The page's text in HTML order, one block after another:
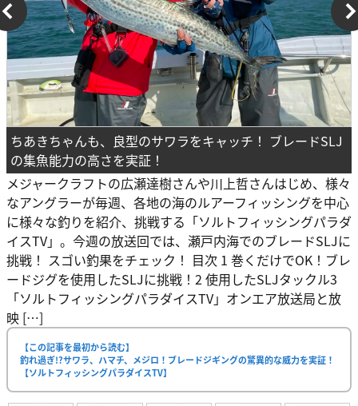
ちあきちゃんも、良型のサワラをキャッチ！ ブレードSLJ
の集魚能力の高さを実証！
メジャークラフトの広瀬達樹さんや川上哲さんはじめ、様々
なアングラーが毎週、各地の海のルアーフィッシングを中心
に様々な釣りを紹介、挑戦する「ソルトフィッシングパラダ
イスTV」。今週の放送回では、瀬戸内海でのブレードSLJに
挑戦！ スゴい釣果をチェック！ 目次 1 巻くだけでOK！ブレ
ードジグを使用したSLJに挑戦！2 使用したSLJタックル3
「ソルトフィッシングパラダイスTV」オンエア放送局と放
映 […]
【この記事を最初から読む】
釣れ過ぎ!?サワラ、ハマチ、メジロ！ブレードジギングの驚異的な威力を実証！
【ソルトフィッシングパラダイスTV】